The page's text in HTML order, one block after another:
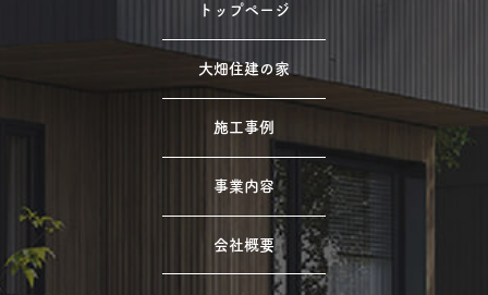
トップページ
大畑住建の家
施工事例
事業内容
会社概要